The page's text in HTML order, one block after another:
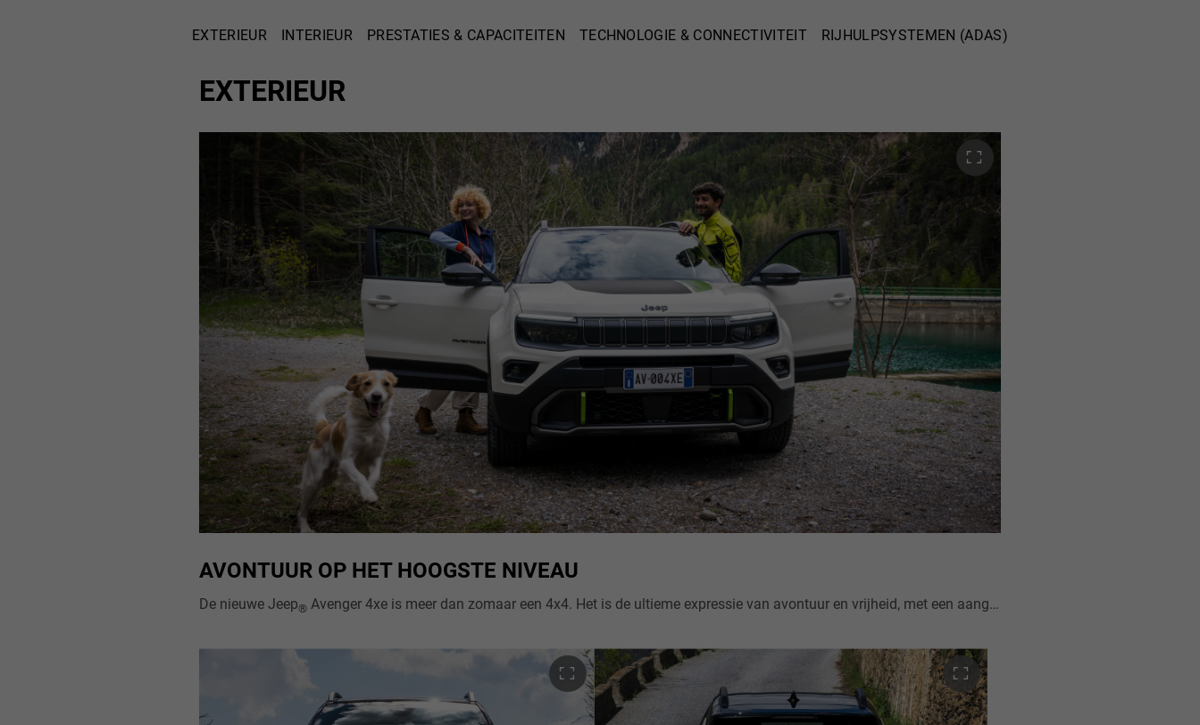
EXTERIEUR INTERIEUR PRESTATIES & CAPACITEITEN TECHNOLOGIE & CONNECTIVITEIT RIJHULPSYSTEMEN (ADAS)
EXTERIEUR
AVONTUUR OP HET HOOGSTE NIVEAU
De nieuwe Jeep® Avenger 4xe is meer dan zomaar een 4x4. Het is de ultieme expressie van avontuur en vrijheid, met een aangepast interieur- en exterieurdesign en specifieke off-road functies die de capaciteiten nog verder vergroten.